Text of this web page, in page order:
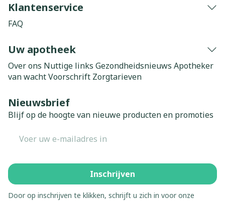
Klantenservice
FAQ
Uw apotheek
Over ons Nuttige links Gezondheidsnieuws Apotheker
van wachtVoorschrift Zorgtarieven
Nieuwsbrief
Blijf op de hoogte van nieuwe producten en promoties
Inschrijven
Door op inschrijven te klikken, schrijft u zich in voor onze